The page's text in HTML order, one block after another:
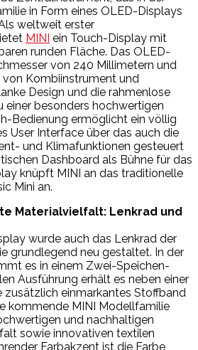
in Form eines OLED-Displays
weltweit erster
MINI ein Touch-Display mit
runden Fläche. Das OLED-
von 240 Millimetern und
Kombiinstrument und
Design und die rahmenlose
einer besonders hochwertigen
Bedienung ermöglicht ein völlig
User Interface über das auch die
und Klimafunktionen gesteuert
Dashboard als Bühne für das
knüpft MINI an das traditionelle
Mini an.
Materialvielfalt: Lenkrad und
wurde auch das Lenkrad der
grundlegend neu gestaltet. In der
es in einem Zwei-Speichen-
Ausführung erhält es neben einer
einmarkantes Stoffband
kommende MINI Modellfamilie
und nachhaltigen
sowie innovativen textilen
Farbakzent ist die Farbe